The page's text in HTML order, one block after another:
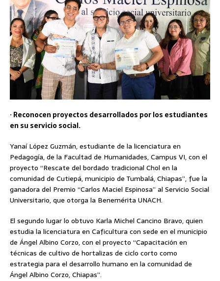
· Reconocen proyectos desarrollados por los estudiantes
en su servicio social.
Yanaí López Guzmán, estudiante de la licenciatura en
Pedagogía, de la Facultad de Humanidades, Campus VI, con el
proyecto “Rescate del bordado tradicional Chol en la
comunidad de Cutiepá, municipio de Tumbalá, Chiapas”, fue la
ganadora del Premio “Carlos Maciel Espinosa” al Servicio Social
Universitario, que otorga la Benemérita UNACH.
El segundo lugar lo obtuvo Karla Michel Cancino Bravo, quien
estudia la licenciatura en Caficultura con sede en el municipio
de Ángel Albino Corzo, con el proyecto “Capacitación en
técnicas de cultivo de hortalizas de ciclo corto como
estrategia para el desarrollo humano en la comunidad de
Ángel Albino Corzo, Chiapas”.